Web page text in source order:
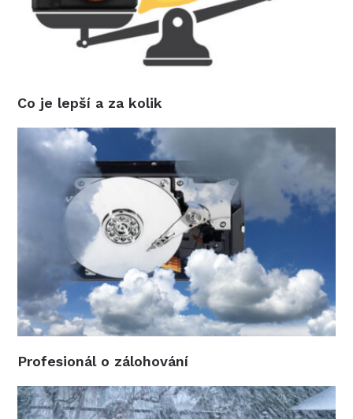
Co je lepší a za kolik
Profesionál o zálohování